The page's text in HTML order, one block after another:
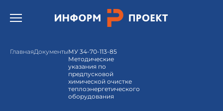
Открыть бургер меню.
ГлавнаяДокументыМУ 34-70-113-85
Методические
указания по
предпусковой
химической очистке
теплоэнергетического
оборудования